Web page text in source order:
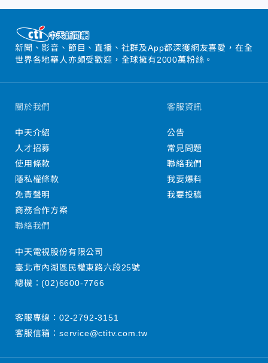
新聞、影音、節目、直播、社群及App都深獲網友喜愛，在全
世界各地華人亦頗受歡迎，全球擁有2000萬粉絲。
關於我們
中天介紹
人才招募
使用條款
隱私權條款
免責聲明
商務合作方案
客服資訊
公告
常見問題
聯絡我們
我要爆料
我要投稿
聯絡我們
中天電視股份有限公司
臺北市內湖區民權東路六段25號
總機：(02)6600-7766
客服專線： 02-2792-3151
客服信箱： service@ctitv.com.tw